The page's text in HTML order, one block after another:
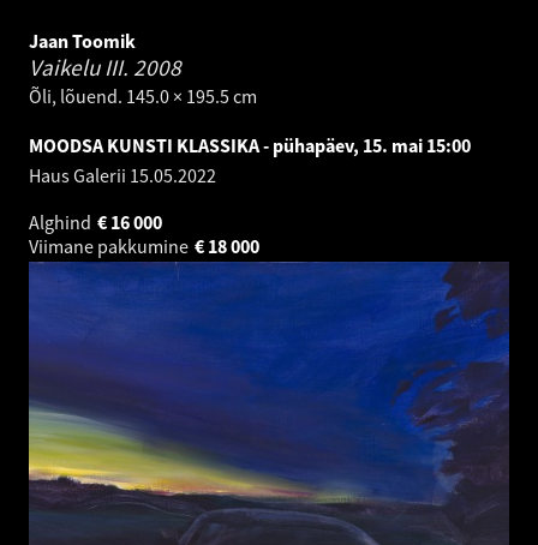
Jaan Toomik
Vaikelu III. 2008
Õli, lõuend. 145.0 × 195.5 cm
MOODSA KUNSTI KLASSIKA - pühapäev, 15. mai 15:00
Haus Galerii 15.05.2022
Alghind
16 000
€
Viimane pakkumine
18 000
€